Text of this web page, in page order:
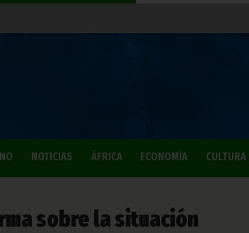
NOTICIAS ÁFRICA ECONOMÍA CULTURA
sobre la situación